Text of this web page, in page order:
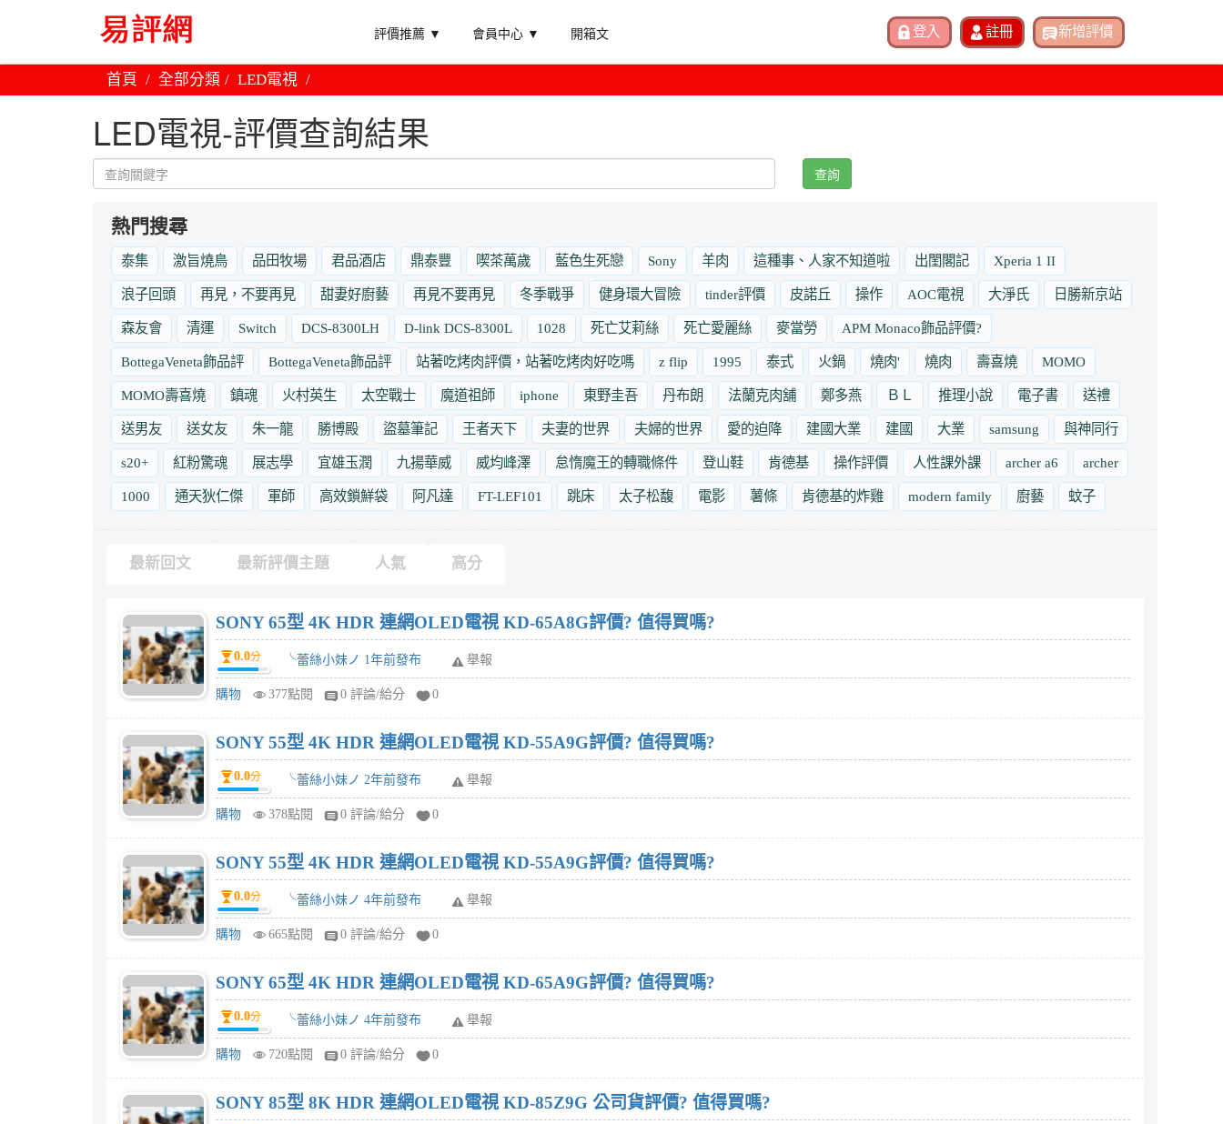
評價推薦 ▼ 會員中心 ▼ 開箱文
首頁 全部分類 LED電視
LED電視-評價查詢結果
查詢
熱門搜尋
泰集 激旨燒鳥 品田牧場 君品酒店 鼎泰豐 喫茶萬歲 藍色生死戀 Sony 羊肉 這種事、人家不知道啦 出閨閣記 Xperia 1 II
浪子回頭 再見，不要再見 甜妻好廚藝 再見不要再見 冬季戰爭 健身環大冒險 tinder評價 皮諾丘 操作 AOC電視 大淨氏 日勝新京站
森友會 清運 Switch DCS-8300LH D-link DCS-8300L 1028 死亡艾莉絲 死亡愛麗絲 麥當勞 APM Monaco飾品評價?
BottegaVeneta飾品評 BottegaVeneta飾品評 站著吃烤肉評價，站著吃烤肉好吃嗎 z flip 1995 泰式 火鍋 燒肉' 燒肉 壽喜燒 MOMO
MOMO壽喜燒 鎮魂 火村英生 太空戰士 魔道祖師 iphone 東野圭吾 丹布朗 法蘭克肉舖 鄭多燕 ＢＬ 推理小說 電子書 送禮
送男友 送女友 朱一龍 勝博殿 盜墓筆記 王者天下 夫妻的世界 夫婦的世界 愛的迫降 建國大業 建國 大業 samsung 與神同行
s20+ 紅粉驚魂 展志學 宜雄玉潤 九揚華威 威均峰澤 怠惰魔王的轉職條件 登山鞋 肯德基 操作評價 人性課外課 archer a6 archer
1000 通天狄仁傑 軍師 高效鎖鮮袋 阿凡達 FT-LEF101 跳床 太子松馥 電影 薯條 肯德基的炸雞 modern family 廚藝 蚊子
最新回文 最新評價主題 人氣 高分
SONY 65型 4K HDR 連網OLED電視 KD-65A8G評價? 值得買嗎?
0.0分 ╰蕾絲小妹ノ 1年前發布 舉報
購物 377點閱 0 評論/給分 0
SONY 55型 4K HDR 連網OLED電視 KD-55A9G評價? 值得買嗎?
0.0分 ╰蕾絲小妹ノ 2年前發布 舉報
購物 378點閱 0 評論/給分 0
SONY 55型 4K HDR 連網OLED電視 KD-55A9G評價? 值得買嗎?
0.0分 ╰蕾絲小妹ノ 4年前發布 舉報
購物 665點閱 0 評論/給分 0
SONY 65型 4K HDR 連網OLED電視 KD-65A9G評價? 值得買嗎?
0.0分 ╰蕾絲小妹ノ 4年前發布 舉報
購物 720點閱 0 評論/給分 0
SONY 85型 8K HDR 連網OLED電視 KD-85Z9G 公司貨評價? 值得買嗎?